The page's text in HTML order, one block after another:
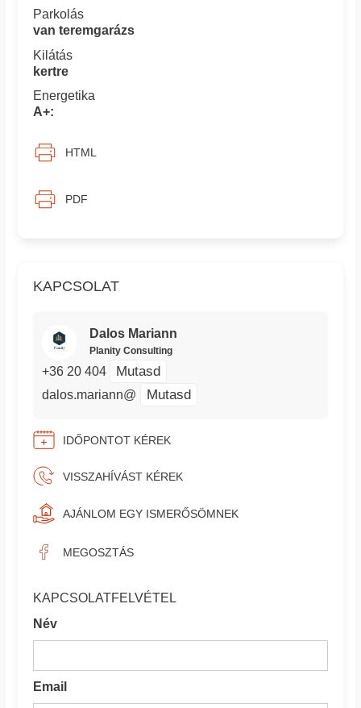
KAPCSOLAT
Dalos Mariann
Planity Consulting
+36 20 404 Mutasd
dalos.mariann@ Mutasd
IDŐPONTOT KÉREK
VISSZAHÍVÁST KÉREK
AJÁNLOM EGY ISMERŐSÖMNEK
MEGOSZTÁS
KAPCSOLATFELVÉTEL
Név
Email
Parkolás
van teremgarázs
Kilátás
kertre
Energetika
A+:
HTML
PDF